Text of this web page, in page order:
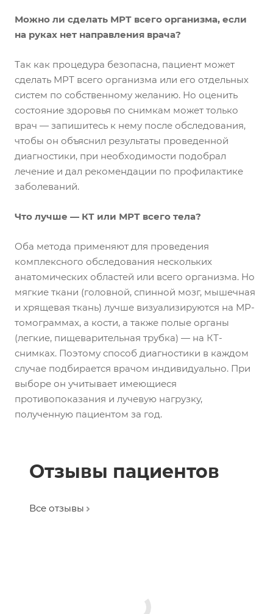
Можно ли сделать МРТ всего организма, если
на руках нет направления врача?
Так как процедура безопасна, пациент может
сделать МРТ всего организма или его отдельных
систем по собственному желанию. Но оценить
состояние здоровья по снимкам может только
врач — запишитесь к нему после обследования,
чтобы он объяснил результаты проведенной
диагностики, при необходимости подобрал
лечение и дал рекомендации по профилактике
заболеваний.
Что лучше — КТ или МРТ всего тела?
Оба метода применяют для проведения
комплексного обследования нескольких
анатомических областей или всего организма. Но
мягкие ткани (головной, спинной мозг, мышечная
и хрящевая ткань) лучше визуализируются на МР-
томограммах, а кости, а также полые органы
(легкие, пищеварительная трубка) — на КТ-
снимках. Поэтому способ диагностики в каждом
случае подбирается врачом индивидуально. При
выборе он учитывает имеющиеся
противопоказания и лучевую нагрузку,
полученную пациентом за год.
Отзывы пациентов
Все отзывы